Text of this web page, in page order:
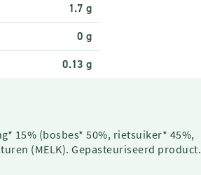
1.7 g
0 g
0.13 g
15% (bosbes* 50%, rietsuiker* 45%,
(MELK). Gepasteuriseerd product.